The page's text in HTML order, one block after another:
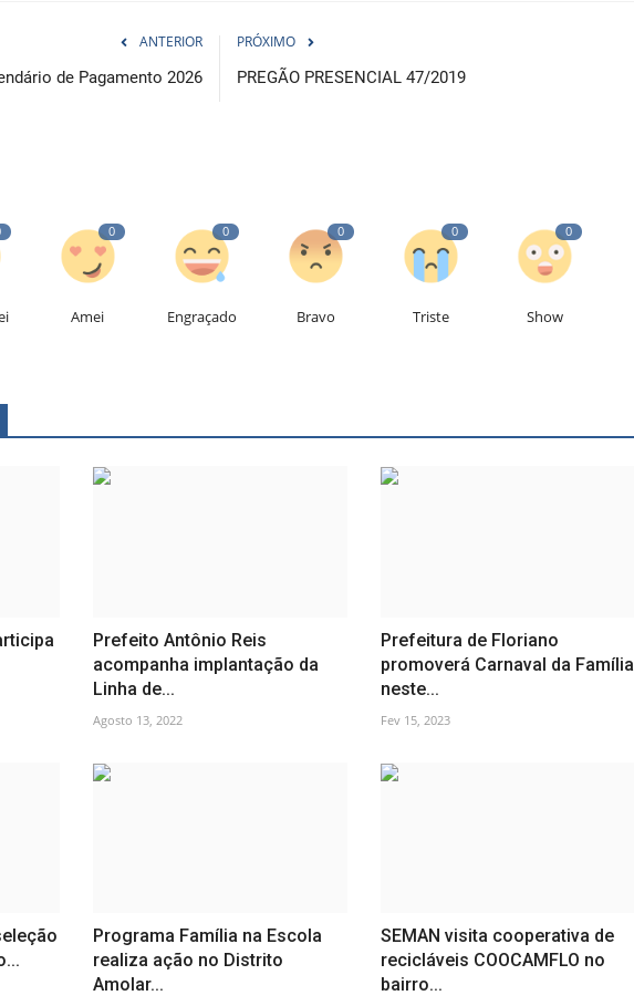
ANTERIOR
de Pagamento 2026
PRÓXIMO
PREGÃO PRESENCIAL 47/2019
0
Amei
0
Engraçado
0
Bravo
0
Triste
0
Show
Prefeito Antônio Reis
acompanha implantação da
Linha de...
Agosto 13, 2022
Prefeitura de Floriano
promoverá Carnaval da Família
neste...
Fev 15, 2023
Programa Família na Escola
realiza ação no Distrito
Amolar...
SEMAN visita cooperativa de
recicláveis COOCAMFLO no
bairro...